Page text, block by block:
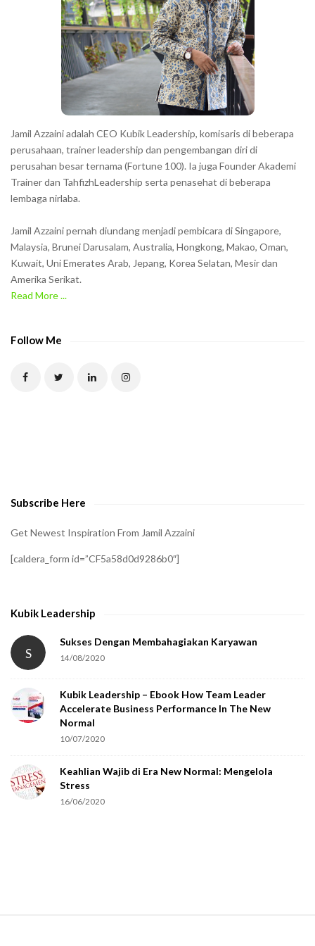
Jamil Azzaini adalah CEO Kubik Leadership, komisaris di beberapa
perusahaan, trainer leadership dan pengembangan diri di
perusahan besar ternama (Fortune 100). Ia juga Founder Akademi
Trainer dan TahfizhLeadership serta penasehat di beberapa
lembaga nirlaba.
Jamil Azzaini pernah diundang menjadi pembicara di Singapore,
Malaysia, Brunei Darusalam, Australia, Hongkong, Makao, Oman,
Kuwait, Uni Emerates Arab, Jepang, Korea Selatan, Mesir dan
Amerika Serikat.
Read More ...
Follow Me
Subscribe Here
Get Newest Inspiration From Jamil Azzaini
[caldera_form id=”CF5a58d0d9286b0″]
Kubik Leadership
S
Sukses Dengan Membahagiakan Karyawan
14/08/2020
Kubik Leadership – Ebook How Team Leader
Accelerate Business Performance In The New
Normal
10/07/2020
Keahlian Wajib di Era New Normal: Mengelola
Stress
16/06/2020